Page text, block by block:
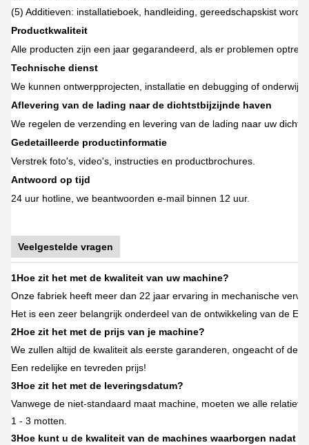
(5) Additieven: installatieboek, handleiding, gereedschapskist
Productkwaliteit
Alle producten zijn een jaar gegarandeerd, als er problemen
Technische dienst
We kunnen ontwerpprojecten, installatie en debugging of onderwijs
Aflevering van de lading naar de dichtstbijzijnde haven
We regelen de verzending en levering van de lading naar uw
Gedetailleerde productinformatie
Verstrek foto's, video's, instructies en productbrochures.
Antwoord op tijd
24 uur hotline, we beantwoorden e-mail binnen 12 uur.
Veelgestelde vragen
1Hoe zit het met de kwaliteit van uw machine?
Onze fabriek heeft meer dan 22 jaar ervaring in mechanische
Het is een zeer belangrijk onderdeel van de ontwikkeling van de
2Hoe zit het met de prijs van je machine?
We zullen altijd de kwaliteit als eerste garanderen, ongeacht of de
Een redelijke en tevreden prijs!
3Hoe zit het met de leveringsdatum?
Vanwege de niet-standaard maat machine, moeten we alle
1 - 3 motten.
3Hoe kunt u de kwaliteit van de machines waarborgen nadat